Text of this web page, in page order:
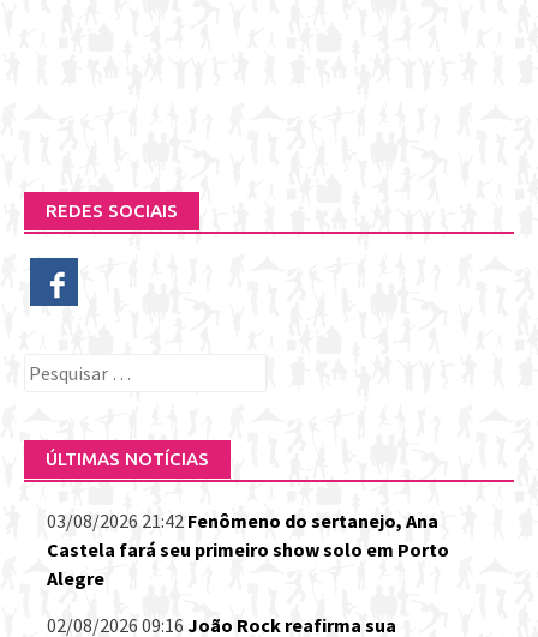
REDES SOCIAIS
Pesquisar
ÚLTIMAS NOTÍCIAS
03/08/2026 21:42 Fenômeno do sertanejo, Ana
Castela fará seu primeiro show solo em Porto
Alegre
02/08/2026 09:16 João Rock reafirma sua